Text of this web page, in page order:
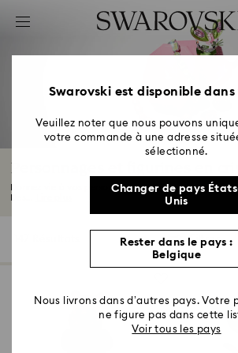
Accesskeys list
2 - Footer
4 - Search results
Personnages et figurines en
Donnez vie à vos personnages préférés avec nos
Filtres
Filtres
Swarovski est disponible
Veuillez noter que nous pouvons
votre commande à une adresse
sélectionné.
Changer de pays
Unis
Rester dans le pays :
Belgique
Nous livrons dans d’autres pays. Votre
ne figure pas dans cette
Voir tous les pays